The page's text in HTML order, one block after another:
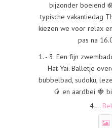
bijzonder boeiend
typische vakantiedag
kiezen we voor relax
pas na
1. - 3. Een fijn
Hat Yai. Balletje
bubbelbad, sudoku,
🥭 en aardbei 🍓
4 ...